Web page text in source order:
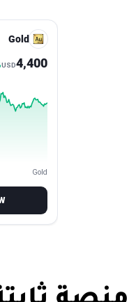
Gold
4,400
USD
Gold